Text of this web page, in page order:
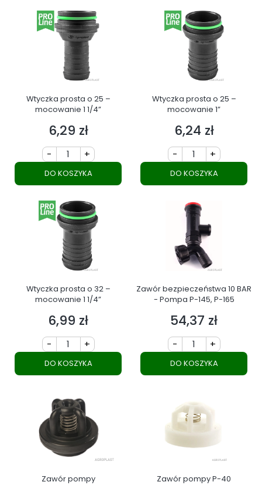
Wtyczka prosta o 25 –
mocowanie 1 1/4”
Cena
6,29 zł
- +
DO KOSZYKA
Wtyczka prosta o 25 –
mocowanie 1”
Cena
6,24 zł
- +
DO KOSZYKA
Wtyczka prosta o 32 –
mocowanie 1 1/4”
Cena
6,99 zł
- +
DO KOSZYKA
Zawór bezpieczeństwa 10 BAR
- Pompa P-145, P-165
Cena
54,37 zł
- +
DO KOSZYKA
Zawór pompy Zawór pompy P-40